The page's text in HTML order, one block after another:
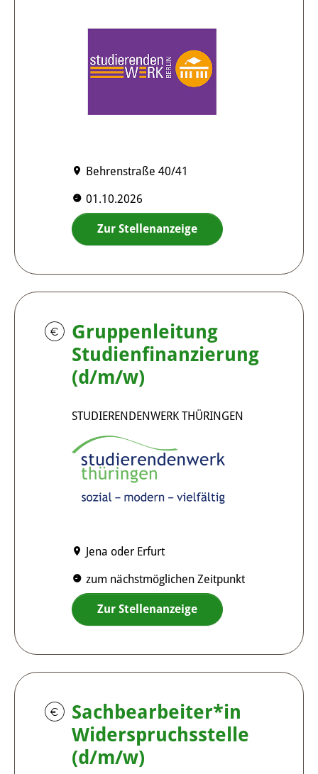
Behrenstraße 40/41
01.10.2026
Zur Stellenanzeige
Gruppenleitung
Studienfinanzierung
(d/m/w)
STUDIERENDENWERK THÜRINGEN
Jena oder Erfurt
zum nächstmöglichen Zeitpunkt
Zur Stellenanzeige
Sachbearbeiter*in
Widerspruchsstelle
(d/m/w)